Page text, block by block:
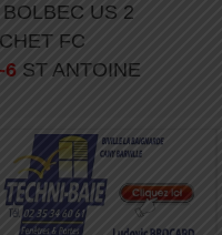
BOLBEC US 2
FC
6 ST ANTOINE